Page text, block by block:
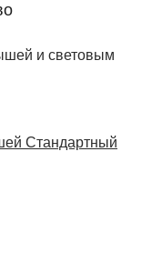
и световым
Стандартный